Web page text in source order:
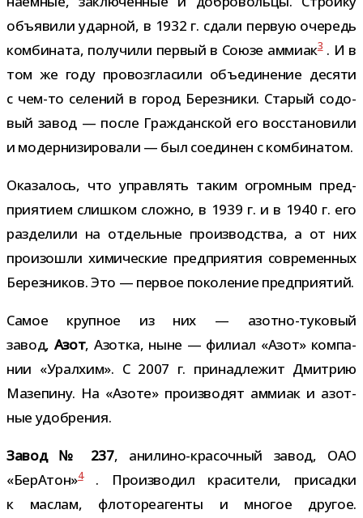
объ­явили удар­ной, в 1932 г. сдали первую оче­редь
ком­би­ната, полу­чили пер­вый в Союзе аммиак3. И в
том же году про­воз­гла­сили объ­еди­не­ние десяти
с чем-​то селе­ний в город Березники. Старый содо­
вый завод — после Гражданской его вос­ста­но­вили
и модер­ни­зи­ро­вали — был соеди­нен с комбинатом.
Оказалось, что управ­лять таким огром­ным пред­
при­я­тием слиш­ком сложно, в 1939 г. и в 1940 г. его
раз­де­лили на отдель­ные про­из­вод­ства, а от них
про­изо­шли хими­че­ские пред­при­я­тия совре­мен­ных
Березников. Это — пер­вое поко­ле­ние предприятий.
Самое круп­ное из них — азотно-​туковый
завод, Азот, Азотка, ныне — филиал «Азот» ком­па­
нии «Уралхим». С 2007 г. при­над­ле­жит Дмитрию
Мазепину. На «Азоте» про­из­во­дят аммиак и азот­
ные удобрения.
Завод № 237, анилино-​красочный завод, ОАО
«БерАтон»4. Производил кра­си­тели, при­садки
к мас­лам, фло­то­ре­а­генты и мно­гое дру­гое.